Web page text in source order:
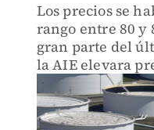
Los precios se
rango entre 80
gran parte del
la AIE elevara
para 2024.